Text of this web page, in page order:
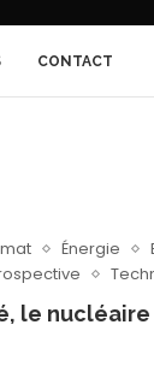
CONTACT
Énergie
le